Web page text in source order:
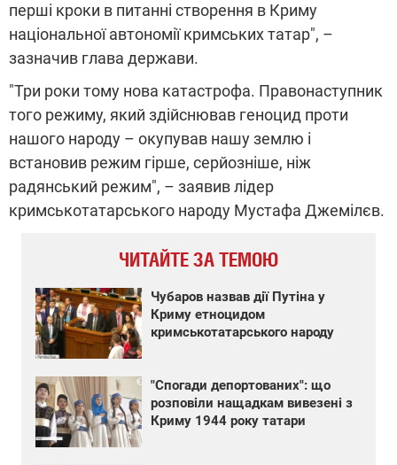
перші кроки в питанні створення в Криму
національної автономії кримських татар", –
зазначив глава держави.
"Три роки тому нова катастрофа. Правонаступник
того режиму, який здійснював геноцид проти
нашого народу – окупував нашу землю і
встановив режим гірше, серйозніше, ніж
радянський режим", – заявив лідер
кримськотатарського народу Мустафа Джемілєв.
ЧИТАЙТЕ ЗА ТЕМОЮ
Чубаров назвав дії Путіна у
Криму етноцидом
кримськотатарського народу
"Спогади депортованих": що
розповіли нащадкам вивезені з
Криму 1944 року татари